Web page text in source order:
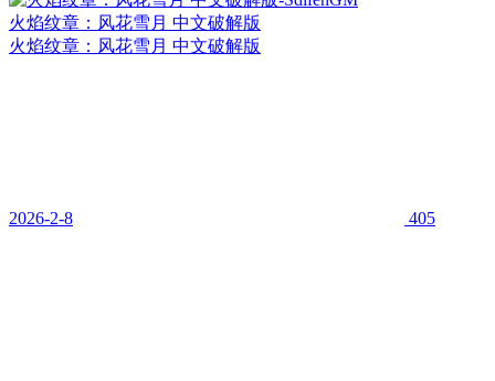
火焰纹章：风花雪月 中文破解版
火焰纹章：风花雪月 中文破解版
2026-2-8 405